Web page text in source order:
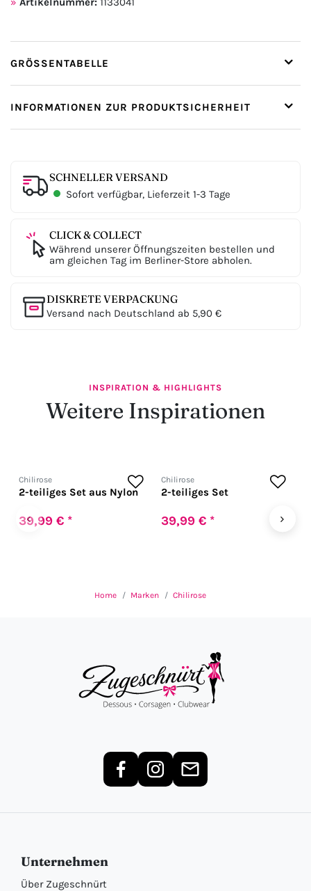
GRÖSSENTABELLE
INFORMATIONEN ZUR PRODUKTSICHERHEIT
SCHNELLER VERSAND
Sofort verfügbar, Lieferzeit 1-3 Tage
CLICK & COLLECT
Während unserer Öffnungszeiten bestellen und
am gleichen Tag im Berliner-Store abholen.
DISKRETE VERPACKUNG
Versand nach Deutschland ab 5,90 €
INSPIRATION & HIGHLIGHTS
Weitere Inspirationen
‹
Chilirose
2-teiliges Set aus Nylon
39,99 € *
Chilirose
2-teiliges Set
39,99 € * ›
Home Marken Chilirose
Unternehmen
Über Zugeschnürt